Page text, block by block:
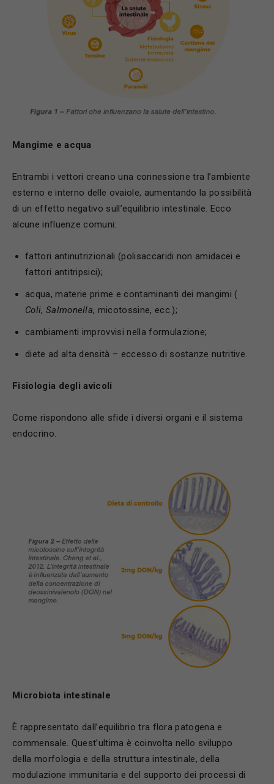
Mangime e acqua
Entrambi i vettori creano una connessione tra l’ambiente
esterno e interno delle ovaiole, aumentando la possibilità
di un effetto negativo sull’equilibrio intestinale. Ecco
alcune influenze comuni:
fattori antinutrizionali (polisaccaridi non amidacei e
fattori antitripsici);
acqua, materie prime e contaminanti dei mangimi (
Coli, Salmonella, micotossine, ecc.);
cambiamenti improvvisi nella formulazione;
diete ad alta densità – eccesso di sostanze nutritive.
Fisiologia degli avicoli
Come rispondono alle sfide i diversi organi e il sistema
endocrino.
Microbiota intestinale
È rappresentato dall’equilibrio tra flora patogena e
commensale. Quest’ultima è coinvolta nello sviluppo
della morfologia e della struttura intestinale, della
modulazione immunitaria e del supporto dei processi di